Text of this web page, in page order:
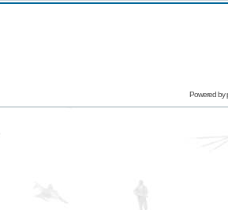
Powered by